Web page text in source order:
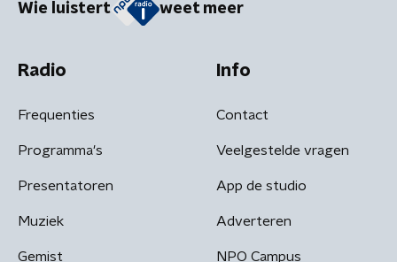
Wie luistert weet meer
Radio
Frequenties
Programma's
Presentatoren
Muziek
Gemist
Info
Contact
Veelgestelde vragen
App de studio
Adverteren
NPO Campus